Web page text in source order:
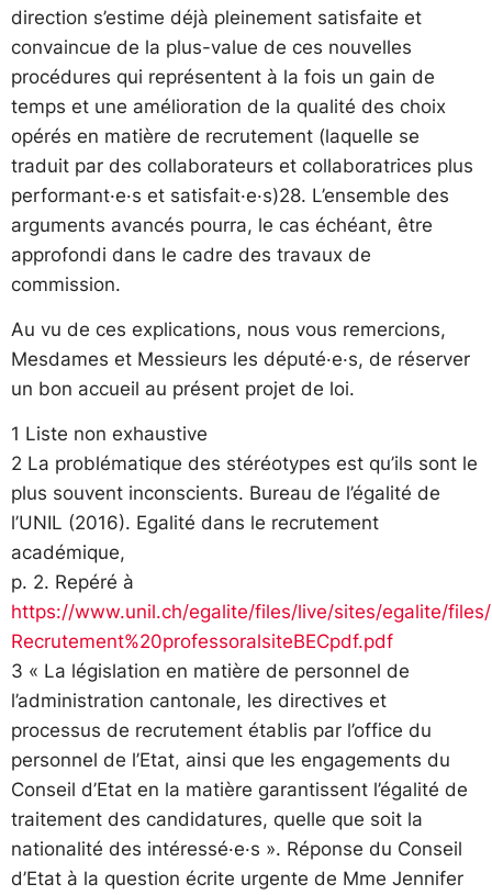
direction s’estime déjà pleinement satisfaite et
convaincue de la plus-value de ces nouvelles
procédures qui représentent à la fois un gain de
temps et une amélioration de la qualité des choix
opérés en matière de recrutement (laquelle se
traduit par des collaborateurs et collaboratrices plus
performant·e·s et satisfait·e·s)28. L’ensemble des
arguments avancés pourra, le cas échéant, être
approfondi dans le cadre des travaux de
commission.
Au vu de ces explications, nous vous remercions,
Mesdames et Messieurs les député·e·s, de réserver
un bon accueil au présent projet de loi.
1 Liste non exhaustive
2 La problématique des stéréotypes est qu’ils sont le
plus souvent inconscients. Bureau de l’égalité de
l’UNIL (2016). Egalité dans le recrutement
académique,
p. 2. Repéré à
https://www.unil.ch/egalite/files/live/sites/egalite/files/
Recrutement%20professoralsiteBECpdf.pdf
3 « La législation en matière de personnel de
l’administration cantonale, les directives et
processus de recrutement établis par l’office du
personnel de l’Etat, ainsi que les engagements du
Conseil d’Etat en la matière garantissent l’égalité de
traitement des candidatures, quelle que soit la
nationalité des intéressé·e·s ». Réponse du Conseil
d’Etat à la question écrite urgente de Mme Jennifer